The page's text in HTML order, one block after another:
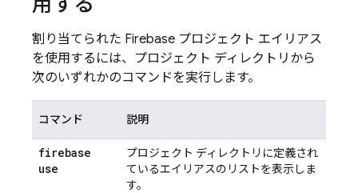
割り当てられた Firebase プロジェクト エイリアス
を使用するには、プロジェクト ディレクトリから
次のいずれかのコマンドを実行します。
コマンド 説明
firebase
use
プロジェクト ディレクトリに定義され
ているエイリアスのリストを表示しま
す。